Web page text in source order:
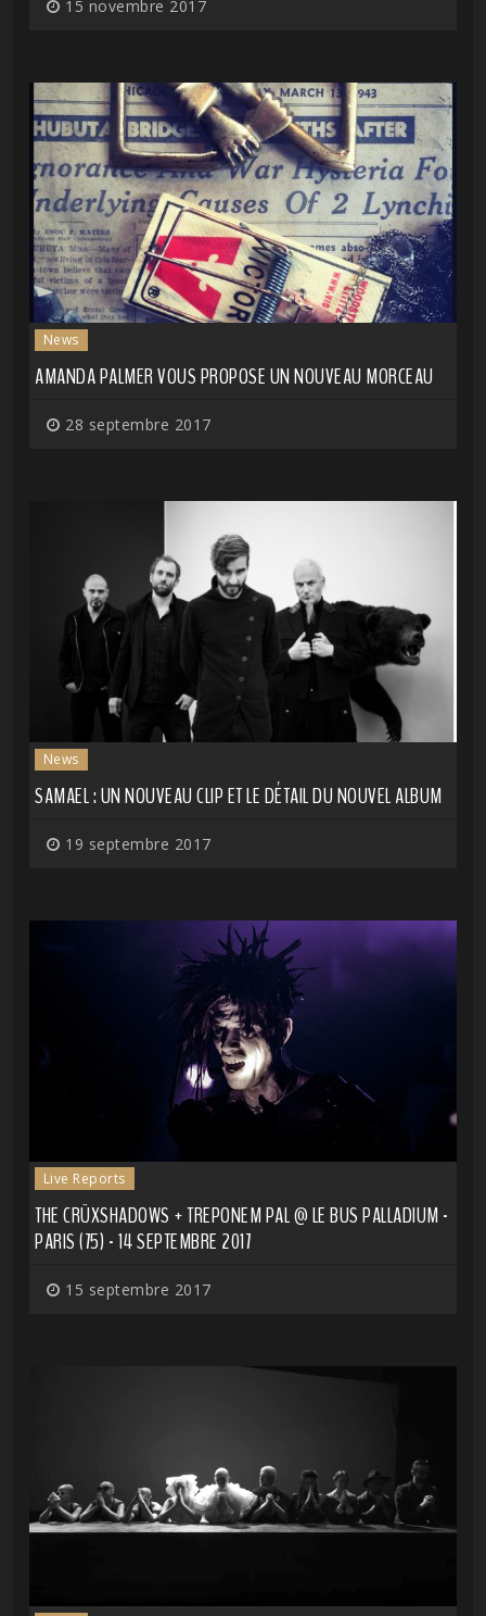
15 novembre 2017
News
AMANDA PALMER VOUS PROPOSE UN NOUVEAU MORCEAU
28 septembre 2017
News
SAMAEL : UN NOUVEAU CLIP ET LE DÉTAIL DU NOUVEL ALBUM
19 septembre 2017
Live Reports
THE CRÜXSHADOWS + TREPONEM PAL @ LE BUS PALLADIUM -
PARIS (75) - 14 SEPTEMBRE 2017
15 septembre 2017